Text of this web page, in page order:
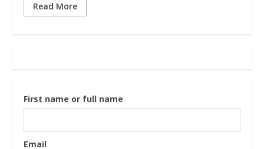
Read More
First name or full name
Email